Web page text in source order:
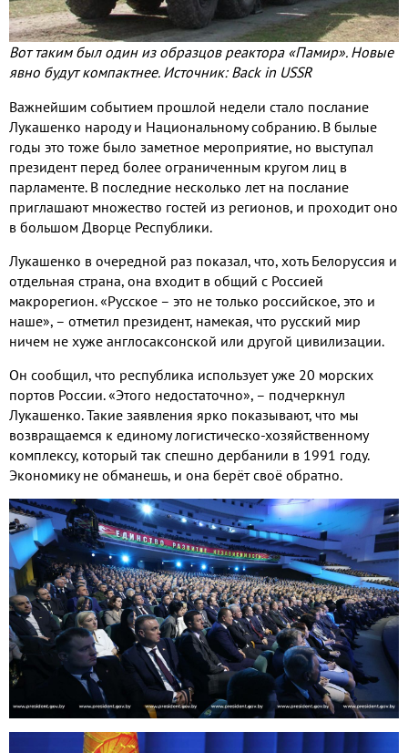
Вот таким был один из образцов реактора «Памир». Новые
явно будут компактнее. Источник: Back in USSR
Важнейшим событием прошлой недели стало послание
Лукашенко народу и Национальному собранию. В былые
годы это тоже было заметное мероприятие, но выступал
президент перед более ограниченным кругом лиц в
парламенте. В последние несколько лет на послание
приглашают множество гостей из регионов, и проходит оно
в большом Дворце Республики.
Лукашенко в очередной раз показал, что, хоть Белоруссия и
отдельная страна, она входит в общий с Россией
макрорегион. «Русское – это не только российское, это и
наше», – отметил президент, намекая, что русский мир
ничем не хуже англосаксонской или другой цивилизации.
Он сообщил, что республика использует уже 20 морских
портов России. «Этого недостаточно», – подчеркнул
Лукашенко. Такие заявления ярко показывают, что мы
возвращаемся к единому логистическо-хозяйственному
комплексу, который так спешно дербанили в 1991 году.
Экономику не обманешь, и она берёт своё обратно.